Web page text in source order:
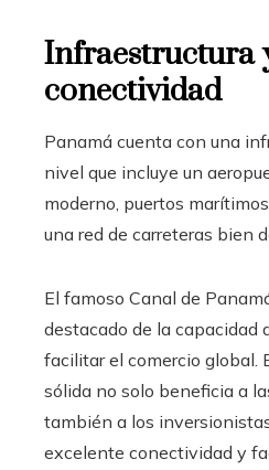
Infraestructura
conectividad
Panamá cuenta con una
nivel que incluye un
moderno, puertos
una red de carreteras bien
El famoso Canal de
destacado de la capacidad
facilitar el comercio global.
sólida no solo beneficia a
también a los
excelente conectividad y